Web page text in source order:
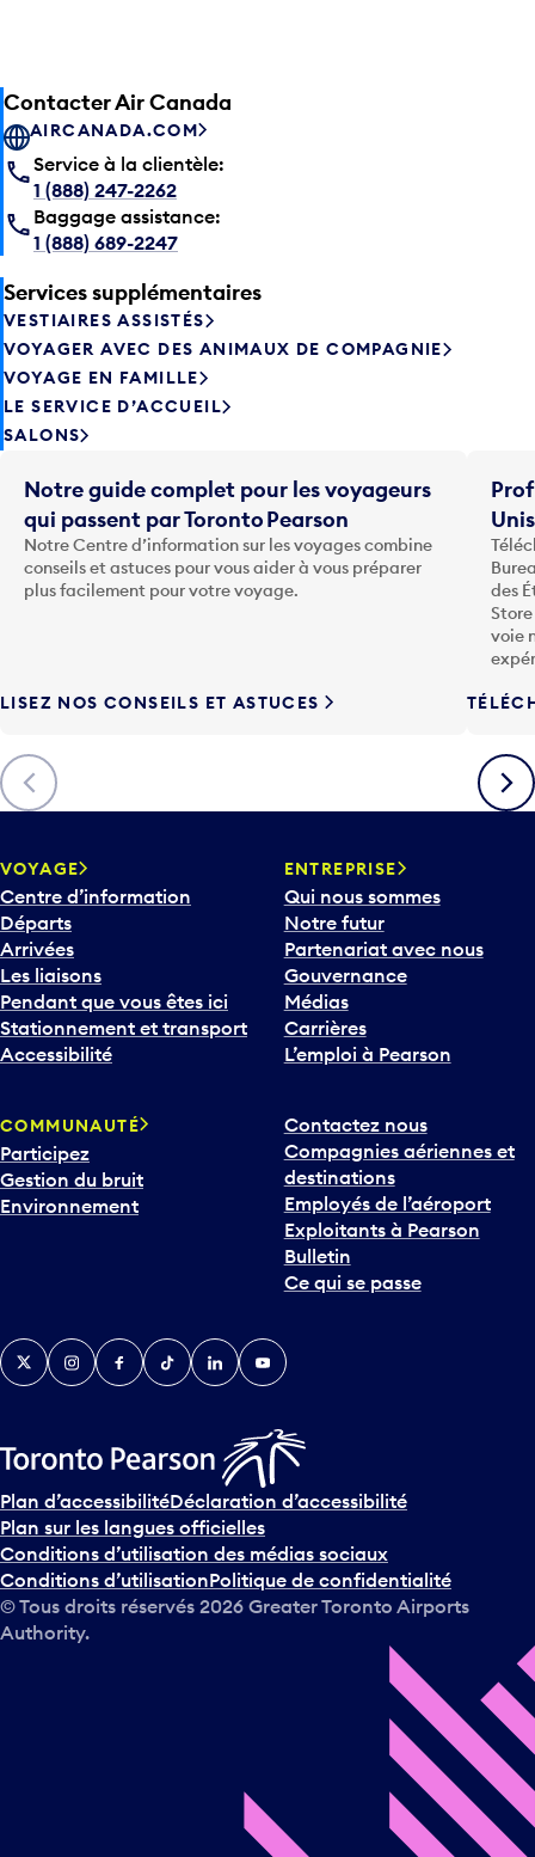
Contacter Air Canada
AIRCANADA.COM
Service à la clientèle:
1 (888) 247-2262
Baggage assistance:
1 (888) 689-2247
Services supplémentaires
VESTIAIRES ASSISTÉS
VOYAGER AVEC DES ANIMAUX DE COMPAGNIE
VOYAGE EN FAMILLE
LE SERVICE D’ACCUEIL
SALONS
Précédent
Notre guide complet pour les voyageurs
qui passent par Toronto Pearson
Notre Centre d’information sur les voyages combine
conseils et astuces pour vous aider à vous préparer
plus facilement pour votre voyage.
LISEZ NOS CONSEILS ET ASTUCES
des
voie
VOYAGE
Centre d’information
Départs
Arrivées
Les liaisons
Pendant que vous êtes ici
Stationnement et transport
Accessibilité
ENTREPRISE
Qui nous sommes
Notre futur
Partenariat avec nous
Gouvernance
Médias
Carrières
L’emploi à Pearson
COMMUNAUTÉ
Participez
Gestion du bruit
Environnement
Contactez nous
Compagnies aériennes et
destinations
Employés de l’aéroport
Exploitants à Pearson
Bulletin
Ce qui se passe
TwitterInstagramFacebook
TikTokLinkedInYouTube
Plan d’accessibilitéDéclaration d’accessibilité
Plan sur les langues officielles
Conditions d’utilisation des médias sociaux
Conditions d’utilisationPolitique de confidentialité
© Tous droits réservés 2026 Greater Toronto Airports
Authority.